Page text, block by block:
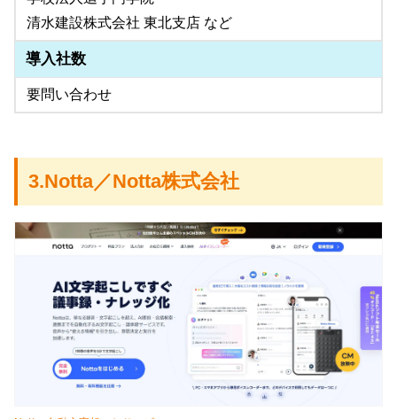
清水建設株式会社 東北支店 など
導入社数
要問い合わせ
3.Notta／Notta株式会社